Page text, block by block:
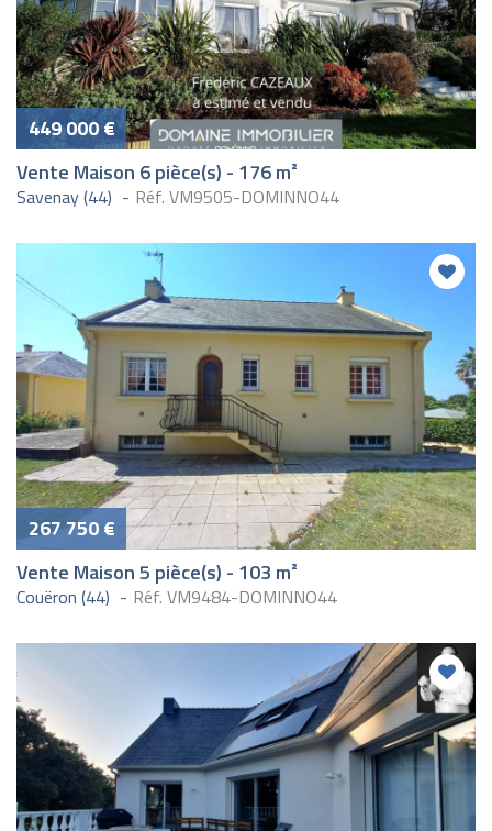
449 000 €
Vente Maison 6 pièce(s) - 176 m²
Savenay (44) Réf. VM9505-DOMINNO44
267 750 €
Vente Maison 5 pièce(s) - 103 m²
Couëron (44) Réf. VM9484-DOMINNO44